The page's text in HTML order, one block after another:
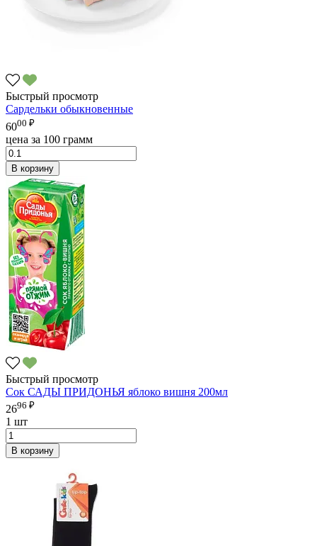
Быстрый просмотр
Сардельки обыкновенные
6000 ₽
цена за 100 грамм
В корзину
Быстрый просмотр
Сок САДЫ ПРИДОНЬЯ яблоко вишня 200мл
2696 ₽
1 шт
В корзину